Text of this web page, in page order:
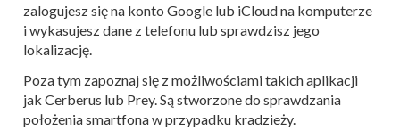
zalogujesz się na konto Google lub iCloud na komputerze
i wykasujesz dane z telefonu lub sprawdzisz jego
lokalizację.
Poza tym zapoznaj się z możliwościami takich aplikacji
jak Cerberus lub Prey. Są stworzone do sprawdzania
położenia smartfona w przypadku kradzieży.